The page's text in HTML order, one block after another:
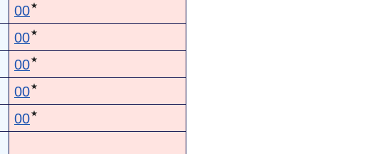
00★
00★
00★
00★
00★